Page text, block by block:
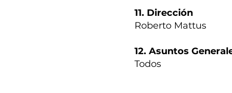
11. Dirección
Roberto Mattus
12. Asuntos
Todos